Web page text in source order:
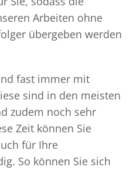
Arbeiten ohne
übergeben werden
fast immer mit
sind in den meisten
zudem noch sehr
Zeit können Sie
für Ihre
So können Sie sich